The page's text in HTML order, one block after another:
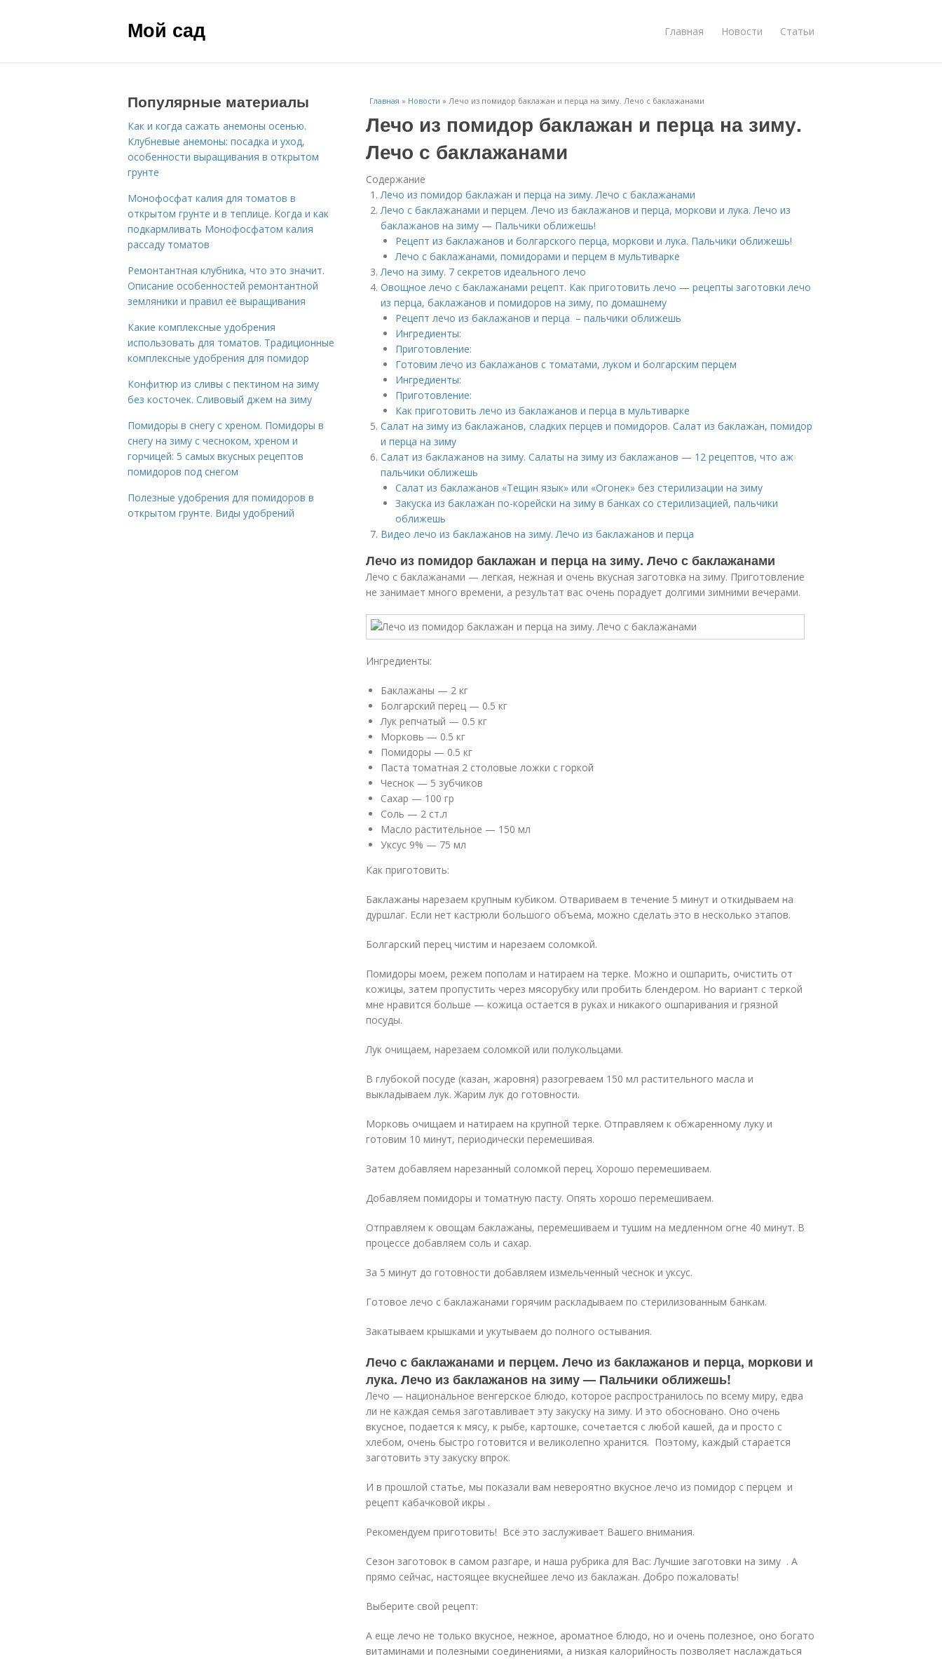
Мой сад Главная Новости Статьи
Главная » Новости » Лечо из помидор баклажан и перца на зиму. Лечо с баклажанами
Лечо из помидор баклажан и перца на зиму.
Лечо с баклажанами
Содержание
Лечо из помидор баклажан и перца на зиму. Лечо с баклажанами
Лечо с баклажанами и перцем. Лечо из баклажанов и перца, моркови и лука. Лечо из
баклажанов на зиму — Пальчики оближешь!
Рецепт из баклажанов и болгарского перца, моркови и лука. Пальчики оближешь!
Лечо с баклажанами, помидорами и перцем в мультиварке
Лечо на зиму. 7 секретов идеального лечо
Овощное лечо с баклажанами рецепт. Как приготовить лечо — рецепты заготовки лечо
из перца, баклажанов и помидоров на зиму, по домашнему
Рецепт лечо из баклажанов и перца – пальчики оближешь
Ингредиенты:
Приготовление:
Готовим лечо из баклажанов с томатами, луком и болгарским перцем
Ингредиенты:
Приготовление:
Как приготовить лечо из баклажанов и перца в мультиварке
Салат на зиму из баклажанов, сладких перцев и помидоров. Салат из баклажан, помидор
и перца на зиму
Салат из баклажанов на зиму. Салаты на зиму из баклажанов — 12 рецептов, что аж
пальчики оближешь
Салат из баклажанов «Тещин язык» или «Огонек» без стерилизации на зиму
Закуска из баклажан по-корейски на зиму в банках со стерилизацией, пальчики
оближешь
Видео лечо из баклажанов на зиму. Лечо из баклажанов и перца
Лечо из помидор баклажан и перца на зиму. Лечо с баклажанами
Лечо с баклажанами — легкая, нежная и очень вкусная заготовка на зиму. Приготовление
не занимает много времени, а результат вас очень порадует долгими зимними вечерами.
Ингредиенты:
Баклажаны — 2 кг
Болгарский перец — 0.5 кг
Лук репчатый — 0.5 кг
Морковь — 0.5 кг
Помидоры — 0.5 кг
Паста томатная 2 столовые ложки с горкой
Чеснок — 5 зубчиков
Сахар — 100 гр
Соль — 2 ст.л
Масло растительное — 150 мл
Уксус 9% — 75 мл
Как приготовить:
Баклажаны нарезаем крупным кубиком. Отвариваем в течение 5 минут и откидываем на
дуршлаг. Если нет кастрюли большого объема, можно сделать это в несколько этапов.
Болгарский перец чистим и нарезаем соломкой.
Помидоры моем, режем пополам и натираем на терке. Можно и ошпарить, очистить от
кожицы, затем пропустить через мясорубку или пробить блендером. Но вариант с теркой
мне нравится больше — кожица остается в руках и никакого ошпаривания и грязной
посуды.
Лук очищаем, нарезаем соломкой или полукольцами.
В глубокой посуде (казан, жаровня) разогреваем 150 мл растительного масла и
выкладываем лук. Жарим лук до готовности.
Морковь очищаем и натираем на крупной терке. Отправляем к обжаренному луку и
готовим 10 минут, периодически перемешивая.
Затем добавляем нарезанный соломкой перец. Хорошо перемешиваем.
Добавляем помидоры и томатную пасту. Опять хорошо перемешиваем.
Отправляем к овощам баклажаны, перемешиваем и тушим на медленном огне 40 минут. В
процессе добавляем соль и сахар.
За 5 минут до готовности добавляем измельченный чеснок и уксус.
Готовое лечо с баклажанами горячим раскладываем по стерилизованным банкам.
Закатываем крышками и укутываем до полного остывания.
Лечо с баклажанами и перцем. Лечо из баклажанов и перца, моркови и
лука. Лечо из баклажанов на зиму — Пальчики оближешь!
Лечо — национальное венгерское блюдо, которое распространилось по всему миру, едва
ли не каждая семья заготавливает эту закуску на зиму. И это обосновано. Оно очень
вкусное, подается к мясу, к рыбе, картошке, сочетается с любой кашей, да и просто с
хлебом, очень быстро готовится и великолепно хранится. Поэтому, каждый старается
заготовить эту закуску впрок.
И в прошлой статье, мы показали вам невероятно вкусное лечо из помидор с перцем и
рецепт кабачковой икры .
Рекомендуем приготовить! Всё это заслуживает Вашего внимания.
Сезон заготовок в самом разгаре, и наша рубрика для Вас: Лучшие заготовки на зиму . А
прямо сейчас, настоящее вкуснейшее лечо из баклажан. Добро пожаловать!
Выберите свой рецепт:
А еще лечо не только вкусное, нежное, ароматное блюдо, но и очень полезное, оно богато
витаминами и полезными соединениями, а низкая калорийность позволяет наслаждаться
Популярные материалы
Как и когда сажать анемоны осенью.
Клубневые анемоны: посадка и уход,
особенности выращивания в открытом
грунте
Монофосфат калия для томатов в
открытом грунте и в теплице. Когда и как
подкармливать Монофосфатом калия
рассаду томатов
Ремонтантная клубника, что это значит.
Описание особенностей ремонтантной
земляники и правил её выращивания
Какие комплексные удобрения
использовать для томатов. Традиционные
комплексные удобрения для помидор
Конфитюр из сливы с пектином на зиму
без косточек. Сливовый джем на зиму
Помидоры в снегу с хреном. Помидоры в
снегу на зиму с чесноком, хреном и
горчицей: 5 самых вкусных рецептов
помидоров под снегом
Полезные удобрения для помидоров в
открытом грунте. Виды удобрений